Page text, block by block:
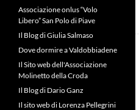
Associazione onlus “Volo
Libero” San Polo di Piave
Il Blog di Giulia Salmaso
Dove dormire a Valdobbiadene
Il Sito web dell'Associazione
Molinetto della Croda
Il Blog di Dario Ganz
Il sito web di Lorenza Pellegrini